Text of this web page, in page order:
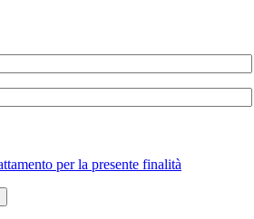
per la presente finalità